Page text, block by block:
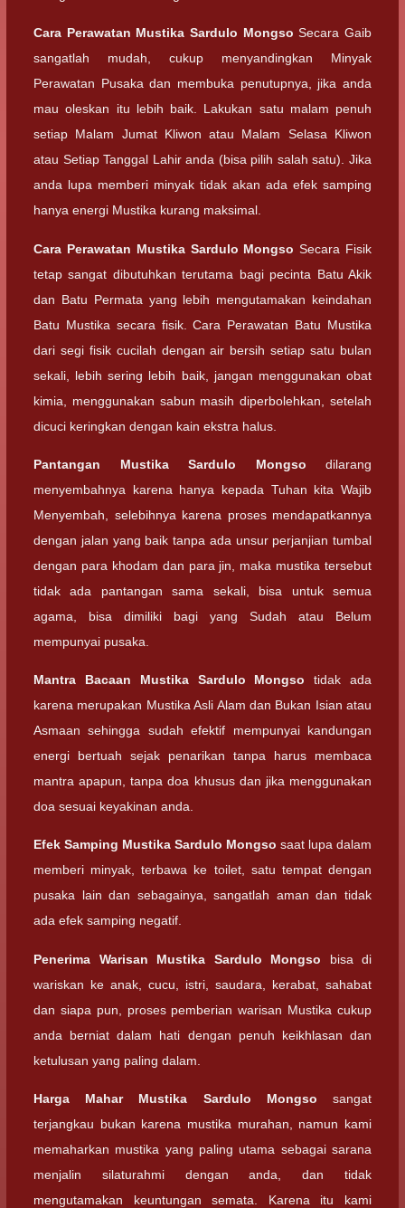
Cara Perawatan Mustika Sardulo Mongso Secara Gaib
sangatlah mudah, cukup menyandingkan Minyak
Perawatan Pusaka dan membuka penutupnya, jika anda
mau oleskan itu lebih baik. Lakukan satu malam penuh
setiap Malam Jumat Kliwon atau Malam Selasa Kliwon
atau Setiap Tanggal Lahir anda (bisa pilih salah satu). Jika
anda lupa memberi minyak tidak akan ada efek samping
hanya energi Mustika kurang maksimal.
Cara Perawatan Mustika Sardulo Mongso Secara Fisik
tetap sangat dibutuhkan terutama bagi pecinta Batu Akik
dan Batu Permata yang lebih mengutamakan keindahan
Batu Mustika secara fisik. Cara Perawatan Batu Mustika
dari segi fisik cucilah dengan air bersih setiap satu bulan
sekali, lebih sering lebih baik, jangan menggunakan obat
kimia, menggunakan sabun masih diperbolehkan, setelah
dicuci keringkan dengan kain ekstra halus.
Pantangan Mustika Sardulo Mongso dilarang
menyembahnya karena hanya kepada Tuhan kita Wajib
Menyembah, selebihnya karena proses mendapatkannya
dengan jalan yang baik tanpa ada unsur perjanjian tumbal
dengan para khodam dan para jin, maka mustika tersebut
tidak ada pantangan sama sekali, bisa untuk semua
agama, bisa dimiliki bagi yang Sudah atau Belum
mempunyai pusaka.
Mantra Bacaan Mustika Sardulo Mongso tidak ada
karena merupakan Mustika Asli Alam dan Bukan Isian atau
Asmaan sehingga sudah efektif mempunyai kandungan
energi bertuah sejak penarikan tanpa harus membaca
mantra apapun, tanpa doa khusus dan jika menggunakan
doa sesuai keyakinan anda.
Efek Samping Mustika Sardulo Mongso saat lupa dalam
memberi minyak, terbawa ke toilet, satu tempat dengan
pusaka lain dan sebagainya, sangatlah aman dan tidak
ada efek samping negatif.
Penerima Warisan Mustika Sardulo Mongso bisa di
wariskan ke anak, cucu, istri, saudara, kerabat, sahabat
dan siapa pun, proses pemberian warisan Mustika cukup
anda berniat dalam hati dengan penuh keikhlasan dan
ketulusan yang paling dalam.
Harga Mahar Mustika Sardulo Mongso sangat
terjangkau bukan karena mustika murahan, namun kami
memaharkan mustika yang paling utama sebagai sarana
menjalin silaturahmi dengan anda, dan tidak
mengutamakan keuntungan semata. Karena itu kami